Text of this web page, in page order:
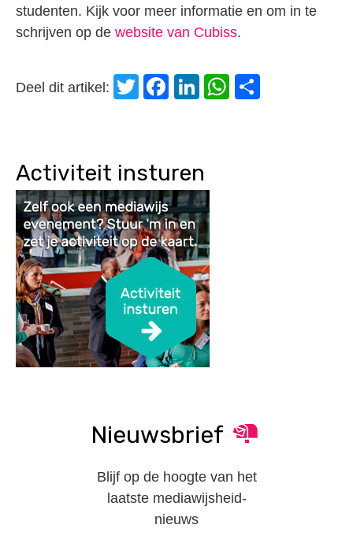
studenten. Kijk voor meer informatie en om in te
schrijven op de website van Cubiss.
Deel dit artikel: Twitter
Facebook
LinkedIn
WhatsApp
Activiteit insturen
Nieuwsbrief
Blijf op de hoogte van het
laatste mediawijsheid-
nieuws